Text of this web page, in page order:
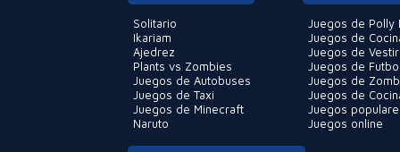
Solitario
Ikariam
Ajedrez
Plants vs Zombies
Juegos de Autobuses
Juegos de Taxi
Juegos de Minecraft
Naruto
Juegos de Polly
Juegos de
Juegos de Vestir
Juegos de
Juegos de
Juegos de
Juegos
Juegos online